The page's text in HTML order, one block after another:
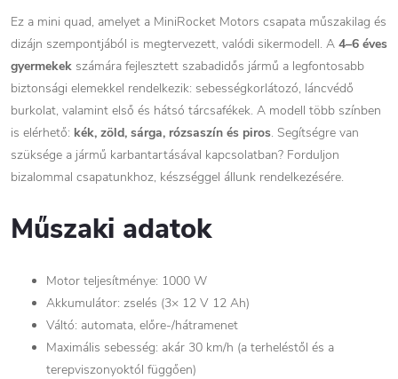
Ez a mini quad, amelyet a MiniRocket Motors csapata műszakilag és
dizájn szempontjából is megtervezett, valódi sikermodell. A 4–6 éves
gyermekek számára fejlesztett szabadidős jármű a legfontosabb
biztonsági elemekkel rendelkezik: sebességkorlátozó, láncvédő
burkolat, valamint első és hátsó tárcsafékek. A modell több színben
is elérhető: kék, zöld, sárga, rózsaszín és piros. Segítségre van
szüksége a jármű karbantartásával kapcsolatban? Forduljon
bizalommal csapatunkhoz, készséggel állunk rendelkezésére.
Műszaki adatok
Motor teljesítménye: 1000 W
Akkumulátor: zselés (3× 12 V 12 Ah)
Váltó: automata, előre-/hátramenet
Maximális sebesség: akár 30 km/h (a terheléstől és a
terepviszonyoktól függően)